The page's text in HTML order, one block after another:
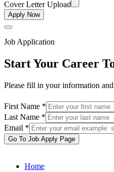
Cover Letter Upload
Apply Now
Job Application
Start Your Career
Please fill in your information
First Name *
Last Name *
Email *
Go To Job Apply Page
Home